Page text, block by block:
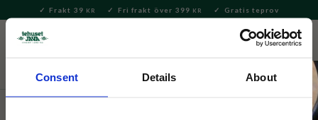
Consent Details About
Meny
Frakt 39 KR Fri frakt över 399 KR Gratis teprov
Servering & Dukning